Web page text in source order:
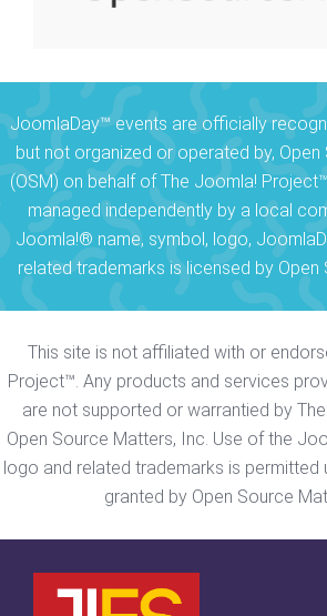
JoomlaDay™ events are officially
but not organized or operated by, Open
(OSM) on behalf of The Joomla!
managed independently by a local
Joomla!® name, symbol, logo,
related trademarks is licensed by Open
This site is not affiliated with or
Project™. Any products and services
are not supported or warrantied by
Open Source Matters, Inc. Use of the
logo and related trademarks is permitted
granted by Open Source